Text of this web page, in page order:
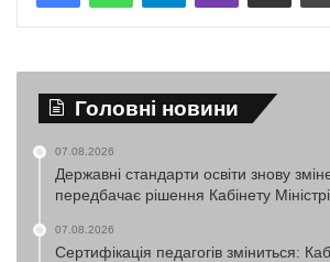
Головні новини
07.08.2026
Державні стандарти освіти знову
передбачає рішення Кабінету
07.08.2026
Сертифікація педагогів зміниться: